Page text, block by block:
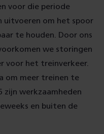
voor die periode
uitvoeren om het spoor
te houden. Door ons
we storingen
voor het treinverkeer.
om meer treinen te
zijn werkzaamheden
en buiten de